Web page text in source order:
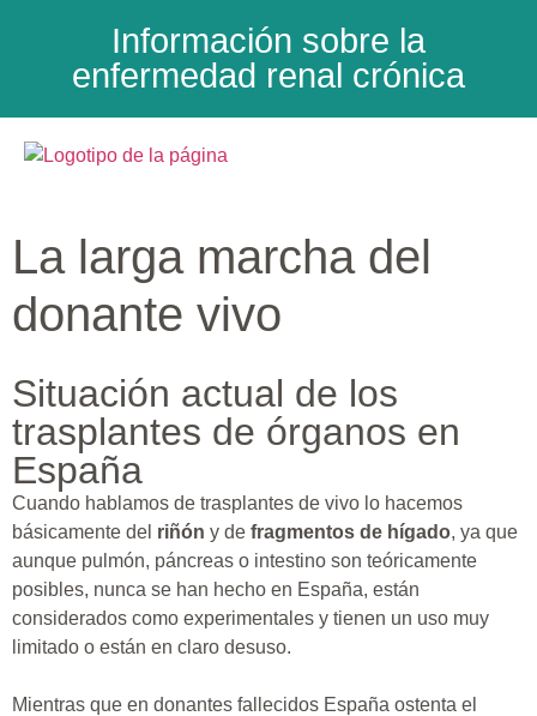
Información sobre la
enfermedad renal crónica
La larga marcha del
donante vivo
Situación actual de los
trasplantes de órganos en
España
Cuando hablamos de trasplantes de vivo lo hacemos
básicamente del riñón y de fragmentos de hígado, ya que
aunque pulmón, páncreas o intestino son teóricamente
posibles, nunca se han hecho en España, están
considerados como experimentales y tienen un uso muy
limitado o están en claro desuso.
Mientras que en donantes fallecidos España ostenta el